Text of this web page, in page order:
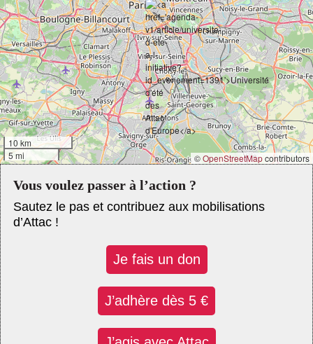
10 km
5 mi
©OpenStreetMapcontributors
Vous voulez passer à l’action ?
Sautez le pas et contribuez aux mobilisations
d’Attac !
Je fais un don
J’adhère dès 5 €